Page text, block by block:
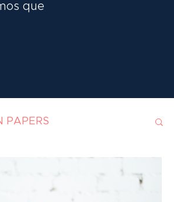
que
PAPERS